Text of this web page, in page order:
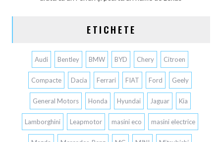
ETICHETE
Audi Bentley BMW BYD Chery Citroen
Compacte Dacia Ferrari FIAT Ford Geely
General Motors Honda Hyundai Jaguar Kia
Lamborghini Leapmotor masini eco masini electrice